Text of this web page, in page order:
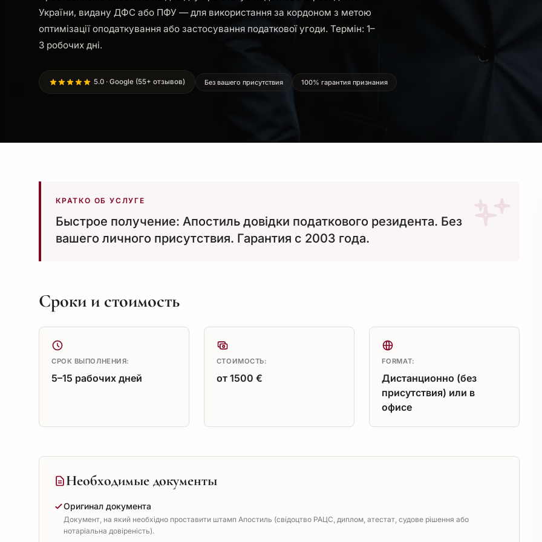
України, видану ДФС або ПФУ — для використання за кордоном з метою
оптимізації оподаткування або застосування податкової угоди. Термін: 1–
3 робочих дні.
5.0 · Google (55+ отзывов) Без вашего присутствия 100% гарантия признания
КРАТКО ОБ УСЛУГЕ
Быстрое получение: Апостиль довідки податкового резидента. Без
вашего личного присутствия. Гарантия с 2003 года.
Сроки и стоимость
СРОК ВЫПОЛНЕНИЯ:
5–15 рабочих дней
СТОИМОСТЬ:
от 1500 €
FORMAT:
Дистанционно (без
присутствия) или в
офисе
Необходимые документы
Оригинал документа
Документ, на який необхідно проставити штамп Апостиль (свідоцтво РАЦС, диплом, атестат, судове рішення або
нотаріальна довіреність).